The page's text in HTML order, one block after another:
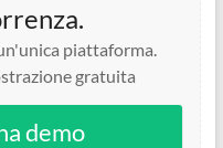
piattaforma.
gratuita
demo